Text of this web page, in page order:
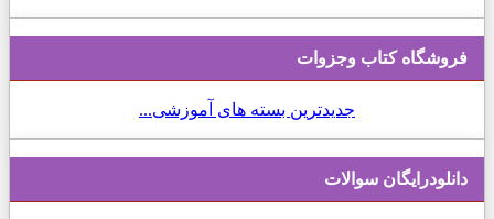
فروشگاه کتاب وجزوات
جدیدترین بسته های آموزشی...
دانلودرایگان سوالات